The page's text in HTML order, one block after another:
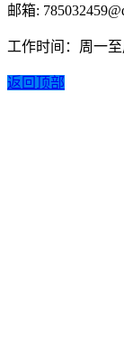
邮箱:
工作时间：周一
返回顶部